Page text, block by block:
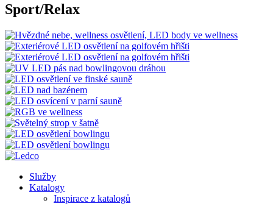
Sport/Relax
Služby
Katalogy
Inspirace z katalogů